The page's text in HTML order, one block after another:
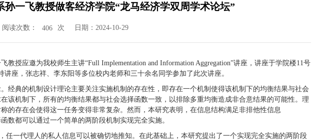
孙一飞教授做客经济学院“龙马经济学双周学术论坛”
阅读次数： 406 次 日期：2024-10-29
教授应邀为我校师生主讲“Full Implementation and Information Aggregation”讲座，讲座于学院楼11号
座，张志祥、李东阳等多位校内老师和三十余名同学参加了此次讲座。
经典的机制设计理论主要关注实施机制的存在性，即存在一个机制使得该机制下的均衡结果与社会
该机制下，所有的均衡结果都与社会选择函数一致，以排除多重均衡造成非合意结果的可能性。理
的存在会使得这一任务变得非常复杂。然而，本研究表明，在信息结构满足非排他性信息
数都可以通过一个简单的两阶段机制实现完全实施。
任一代理人的私人信息可以被确切地推知。在此基础上，本研究提出了一个实现完全实施的两阶段